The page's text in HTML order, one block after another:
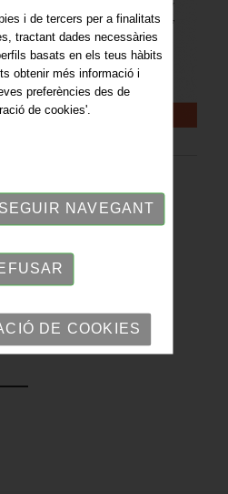
PDF
i de tercers per a finalitats
tractant dades necessàries
basats en els teus hàbits
obtenir més informació i
preferències des de
de cookies'.
NAVEGANT
DE COOKIES